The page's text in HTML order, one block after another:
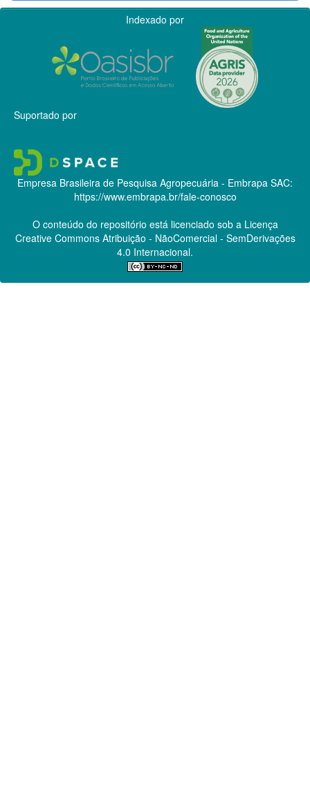
Indexado por
Suportado por
Empresa Brasileira de Pesquisa Agropecuária - Embrapa SAC:
https://www.embrapa.br/fale-conosco
O conteúdo do repositório está licenciado sob a Licença
Creative CommonsAtribuição - NãoComercial - SemDerivações
4.0 Internacional.